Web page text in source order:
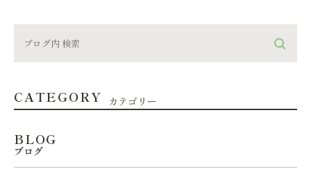
CATEGORY カテゴリー
BLOG
ブログ